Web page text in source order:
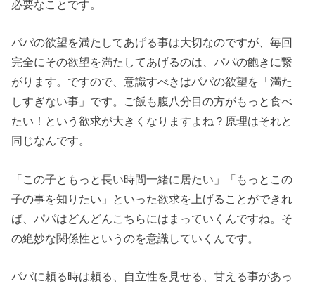
必要なことです。
パパの欲望を満たしてあげる事は大切なのですが、毎回
完全にその欲望を満たしてあげるのは、パパの飽きに繋
がります。ですので、意識すべきはパパの欲望を「満た
しすぎない事」です。ご飯も腹八分目の方がもっと食べ
たい！という欲求が大きくなりますよね？原理はそれと
同じなんです。
「この子ともっと長い時間一緒に居たい」「もっとこの
子の事を知りたい」といった欲求を上げることができれ
ば、パパはどんどんこちらにはまっていくんですね。そ
の絶妙な関係性というのを意識していくんです。
パパに頼る時は頼る、自立性を見せる、甘える事があっ